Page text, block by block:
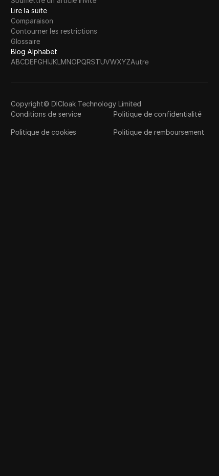
Lire la suite
Comparaison
Contourner les restrictions
Glossaire
Blog Alphabet
ABCDEFGHIJKLMNOPQRSTUVWXYZAutre
Copyright© DICloak Technology Limited
Conditions de service
Politique de confidentialité
Politique de cookies Politique de remboursement